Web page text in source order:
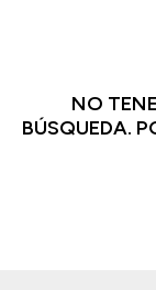
NO
BÚSQUEDA.